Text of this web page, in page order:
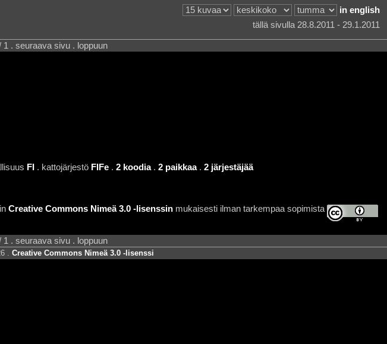
in english
tällä sivulla 28.8.2011 - 29.1.2011
1 . seuraava sivu . loppuun
FI. kattojärjestö FIFe. 2 koodia. 2 paikkaa. 2 järjestäjää
Creative Commons Nimeä 3.0 -lisenssinmukaisesti ilman tarkempaa sopimista
1 . seuraava sivu . loppuun
. Creative Commons Nimeä 3.0 -lisenssi